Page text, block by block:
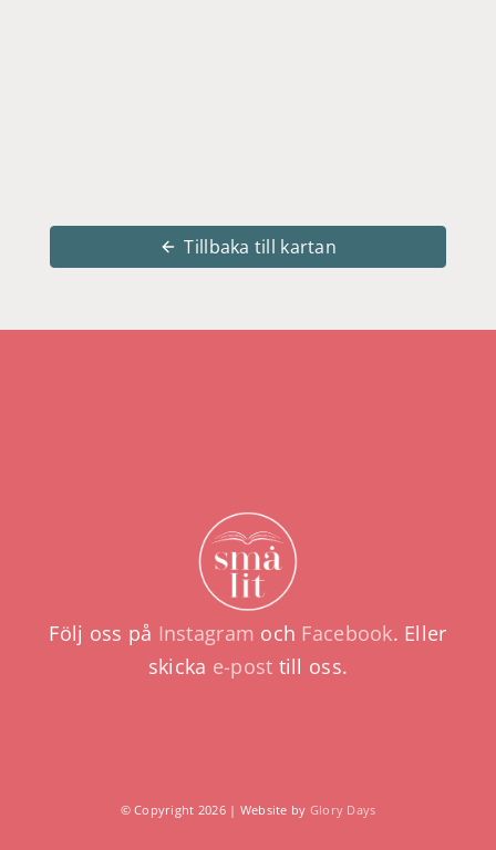
Tillbaka till kartan
Följ oss på Instagram och Facebook. Eller
skicka e-post till oss.
© Copyright 2026 | Website by Glory Days